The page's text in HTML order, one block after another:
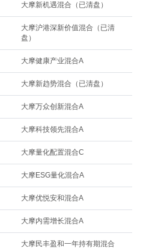
大摩新机遇混合（已清盘）
大摩沪港深新价值混合（已清
盘）
大摩健康产业混合A
大摩新趋势混合（已清盘）
大摩万众创新混合A
大摩科技领先混合A
大摩量化配置混合C
大摩ESG量化混合A
大摩优悦安和混合A
大摩内需增长混合A
大摩民丰盈和一年持有期混合